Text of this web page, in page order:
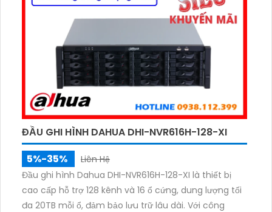
ĐẦU GHI HÌNH DAHUA DHI-NVR616H-128-XI
5%-35%
Liên Hệ
Đầu ghi hình Dahua DHI-NVR616H-128-XI là thiết bị
cao cấp hỗ trợ 128 kênh và 16 ổ cứng, dung lượng tối
đa 20TB mỗi ổ, đảm bảo lưu trữ lâu dài. Với công